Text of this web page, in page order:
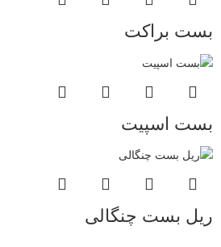
بست براکت
بست اسپیت
ریل بست چنگالی